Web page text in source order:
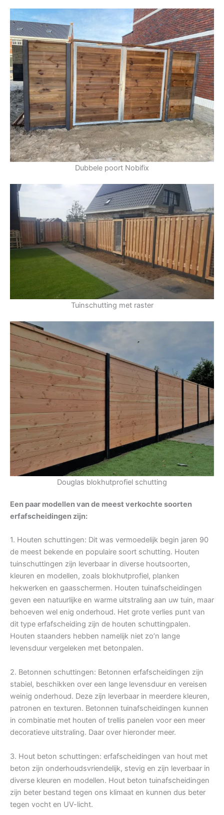
Dubbele poort Nobifix
Tuinschutting met raster
Douglas blokhutprofiel schutting
Een paar modellen van de meest verkochte soorten
erfafscheidingen zijn:
1. Houten schuttingen: Dit was vermoedelijk begin jaren 90
de meest bekende en populaire soort schutting. Houten
tuinschuttingen zijn leverbaar in diverse houtsoorten,
kleuren en modellen, zoals blokhutprofiel, planken
hekwerken en gaasschermen. Houten tuinafscheidingen
geven een natuurlijke en warme uitstraling aan uw tuin, maar
behoeven wel enig onderhoud. Het grote verlies punt van
dit type erfafscheiding zijn de houten schuttingpalen.
Houten staanders hebben namelijk niet zo’n lange
levensduur vergeleken met betonpalen.
2. Betonnen schuttingen: Betonnen erfafscheidingen zijn
stabiel, beschikken over een lange levensduur en vereisen
weinig onderhoud. Deze zijn leverbaar in meerdere kleuren,
patronen en texturen. Betonnen tuinafscheidingen kunnen
in combinatie met houten of trellis panelen voor een meer
decoratieve uitstraling. Daar over hieronder meer.
3. Hout beton schuttingen: erfafscheidingen van hout met
beton zijn onderhoudsvriendelijk, stevig en zijn leverbaar in
diverse kleuren en modellen. Hout beton tuinafscheidingen
zijn beter bestand tegen ons klimaat en kunnen dus beter
tegen vocht en UV-licht.